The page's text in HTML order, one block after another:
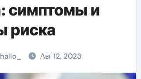
симптомы и
риска
Авг 12, 2023